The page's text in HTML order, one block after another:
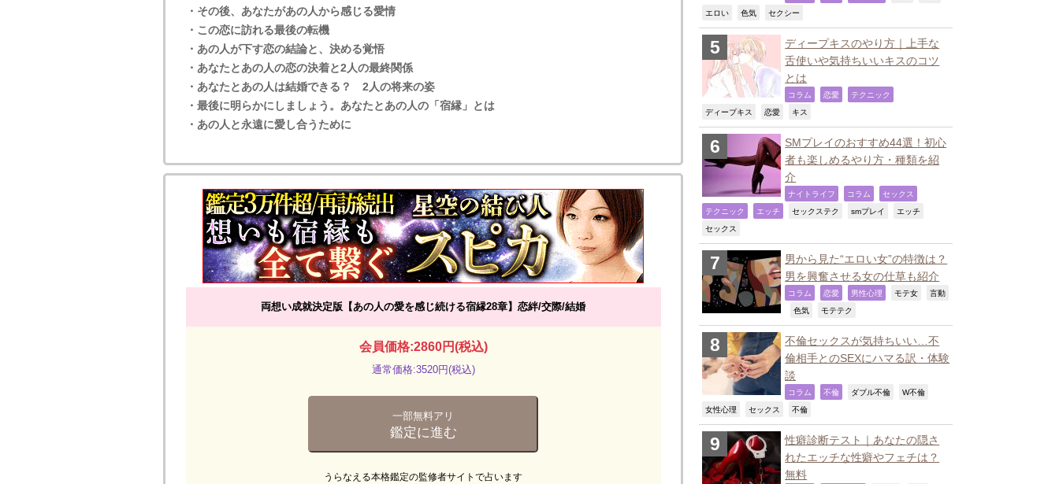
・その後、あなたがあの人から感じる愛情
・この恋に訪れる最後の転機
・あの人が下す恋の結論と、決める覚悟
・あなたとあの人の恋の決着と2人の最終関係
・あなたとあの人は結婚できる？ 2人の将来の姿
・最後に明らかにしましょう。あなたとあの人の「宿縁」とは
・あの人と永遠に愛し合うために
両想い成就決定版【あの人の愛を感じ続ける宿縁28章】恋絆/交際/結婚
会員価格:2860円(税込)
通常価格:3520円(税込)
一部無料アリ
鑑定に進む
うらなえる本格鑑定の監修者サイトで占います
エロい 色気 セクシー
ディープキスのやり方｜上手な
舌使いや気持ちいいキスのコツ
とは
コラム 恋愛 テクニック
ディープキス 恋愛 キス
SMプレイのおすすめ44選！初心
者も楽しめるやり方・種類を紹
介
ナイトライフ コラム セックス
テクニック エッチ セックステク smプレイ エッチ
セックス
男から見た“エロい女”の特徴は？
男を興奮させる女の仕草も紹介
コラム 恋愛 男性心理 モテ女 言動
色気 モテテク
不倫セックスが気持ちいい…不
倫相手とのSEXにハマる訳・体験
談
コラム 不倫 ダブル不倫 W不倫
女性心理 セックス 不倫
性癖診断テスト｜あなたの隠さ
れたエッチな性癖やフェチは？
無料